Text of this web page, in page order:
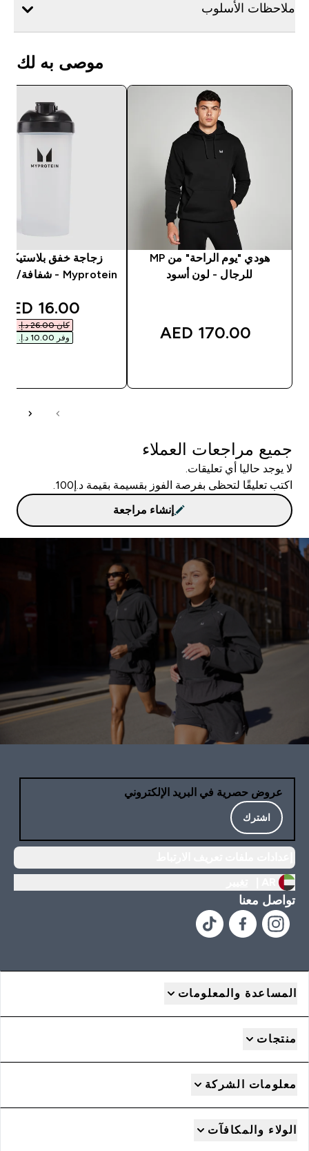
ملاحظات الأسلوب
موصى به لك
هودي "يوم الراحة" من MP
للرجال - لون أسود
170.00 AED‎
زجاجة خفق
Myprotein - شفافة/ لون أسود
price
16.00 AED‎
كان ‏26.00 د.إ.‏‎
وفر ‏10.00 د.إ.‏‎
جميع مراجعات العملاء
لا يوجد حاليا أي تعليقات.
اكتب تعليقًا لتحظى بفرصة الفوز بقسيمة بقيمة د.إ100.
إنشاء مراجعة
عروض حصرية في البريد الإلكتروني
اشترك
تواصل معنا
المساعدة والمعلومات
منتجات
معلومات الشركة
الولاء والمكافآت